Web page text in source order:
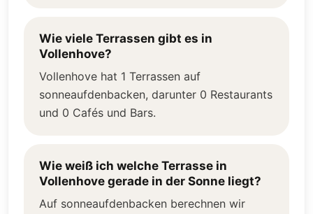
Wie viele Terrassen gibt es in
Vollenhove?
Vollenhove hat 1 Terrassen auf
sonneaufdenbacken, darunter 0 Restaurants
und 0 Cafés und Bars.
Wie weiß ich welche Terrasse in
Vollenhove gerade in der Sonne liegt?
Auf sonneaufdenbacken berechnen wir